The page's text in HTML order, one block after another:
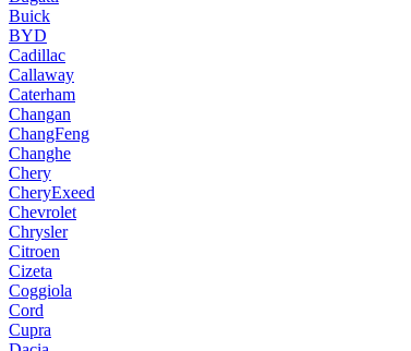
Buick
BYD
Cadillac
Callaway
Caterham
Changan
ChangFeng
Changhe
Chery
CheryExeed
Chevrolet
Chrysler
Citroen
Cizeta
Coggiola
Cord
Cupra